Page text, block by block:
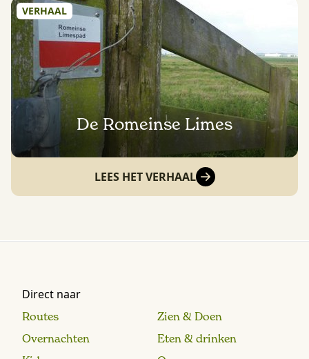
VERHAAL
De Romeinse Limes
LEES HET VERHAAL
Direct naar
Routes
Zien & Doen
Overnachten
Eten & drinken